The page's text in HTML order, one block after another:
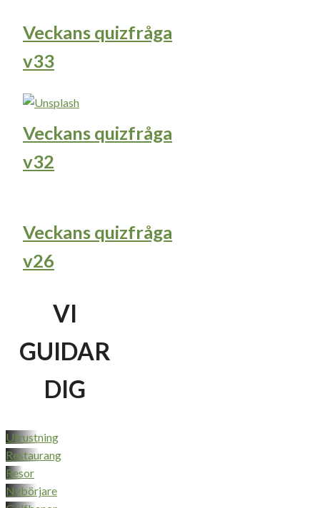
Veckans quizfråga
v33
Veckans quizfråga
v32
Veckans quizfråga
v26
VI
GUIDAR
DIG
Utrustning
Restaurang
Resor
Nybörjare